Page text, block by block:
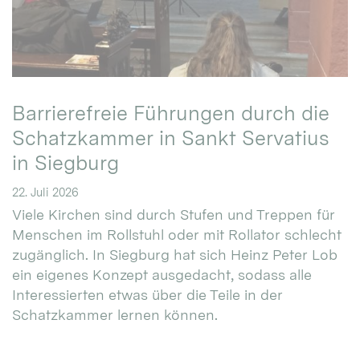
Barrierefreie Führungen durch die
Schatzkammer in Sankt Servatius
in Siegburg
22. Juli 2026
Viele Kirchen sind durch Stufen und Treppen für
Menschen im Rollstuhl oder mit Rollator schlecht
zugänglich. In Siegburg hat sich Heinz Peter Lob
ein eigenes Konzept ausgedacht, sodass alle
Interessierten etwas über die Teile in der
Schatzkammer lernen können.